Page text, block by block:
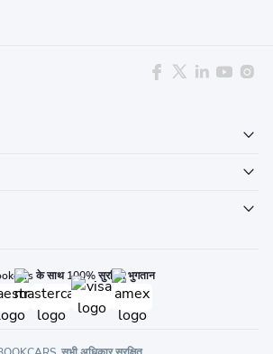
के साथ 100% सुरक्षित भुगतान